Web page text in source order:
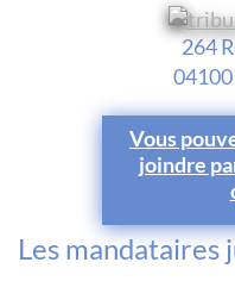
264
Vous
joindre
Les mandataires